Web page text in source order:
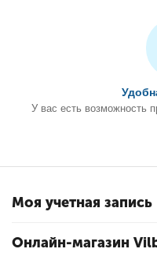
У вас есть возможность
Моя учетная запись
Онлайн-магазин